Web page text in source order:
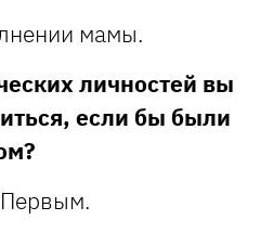
мамы.
личностей вы
если бы были